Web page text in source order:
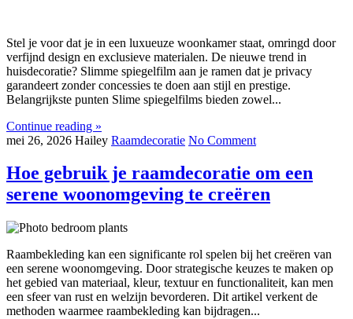
Stel je voor dat je in een luxueuze woonkamer staat, omringd door
verfijnd design en exclusieve materialen. De nieuwe trend in
huisdecoratie? Slimme spiegelfilm aan je ramen dat je privacy
garandeert zonder concessies te doen aan stijl en prestige.
Belangrijkste punten Slime spiegelfilms bieden zowel...
Continue reading »
mei 26, 2026 Hailey Raamdecoratie No Comment
Hoe gebruik je raamdecoratie om een
serene woonomgeving te creëren
Raambekleding kan een significante rol spelen bij het creëren van
een serene woonomgeving. Door strategische keuzes te maken op
het gebied van materiaal, kleur, textuur en functionaliteit, kan men
een sfeer van rust en welzijn bevorderen. Dit artikel verkent de
methoden waarmee raambekleding kan bijdragen...